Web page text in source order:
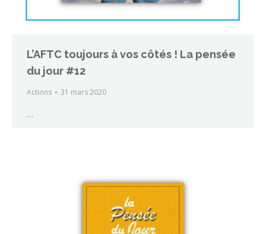
L’AFTC toujours à vos côtés ! La pensée
du jour #12
Actions 31 mars 2020
…